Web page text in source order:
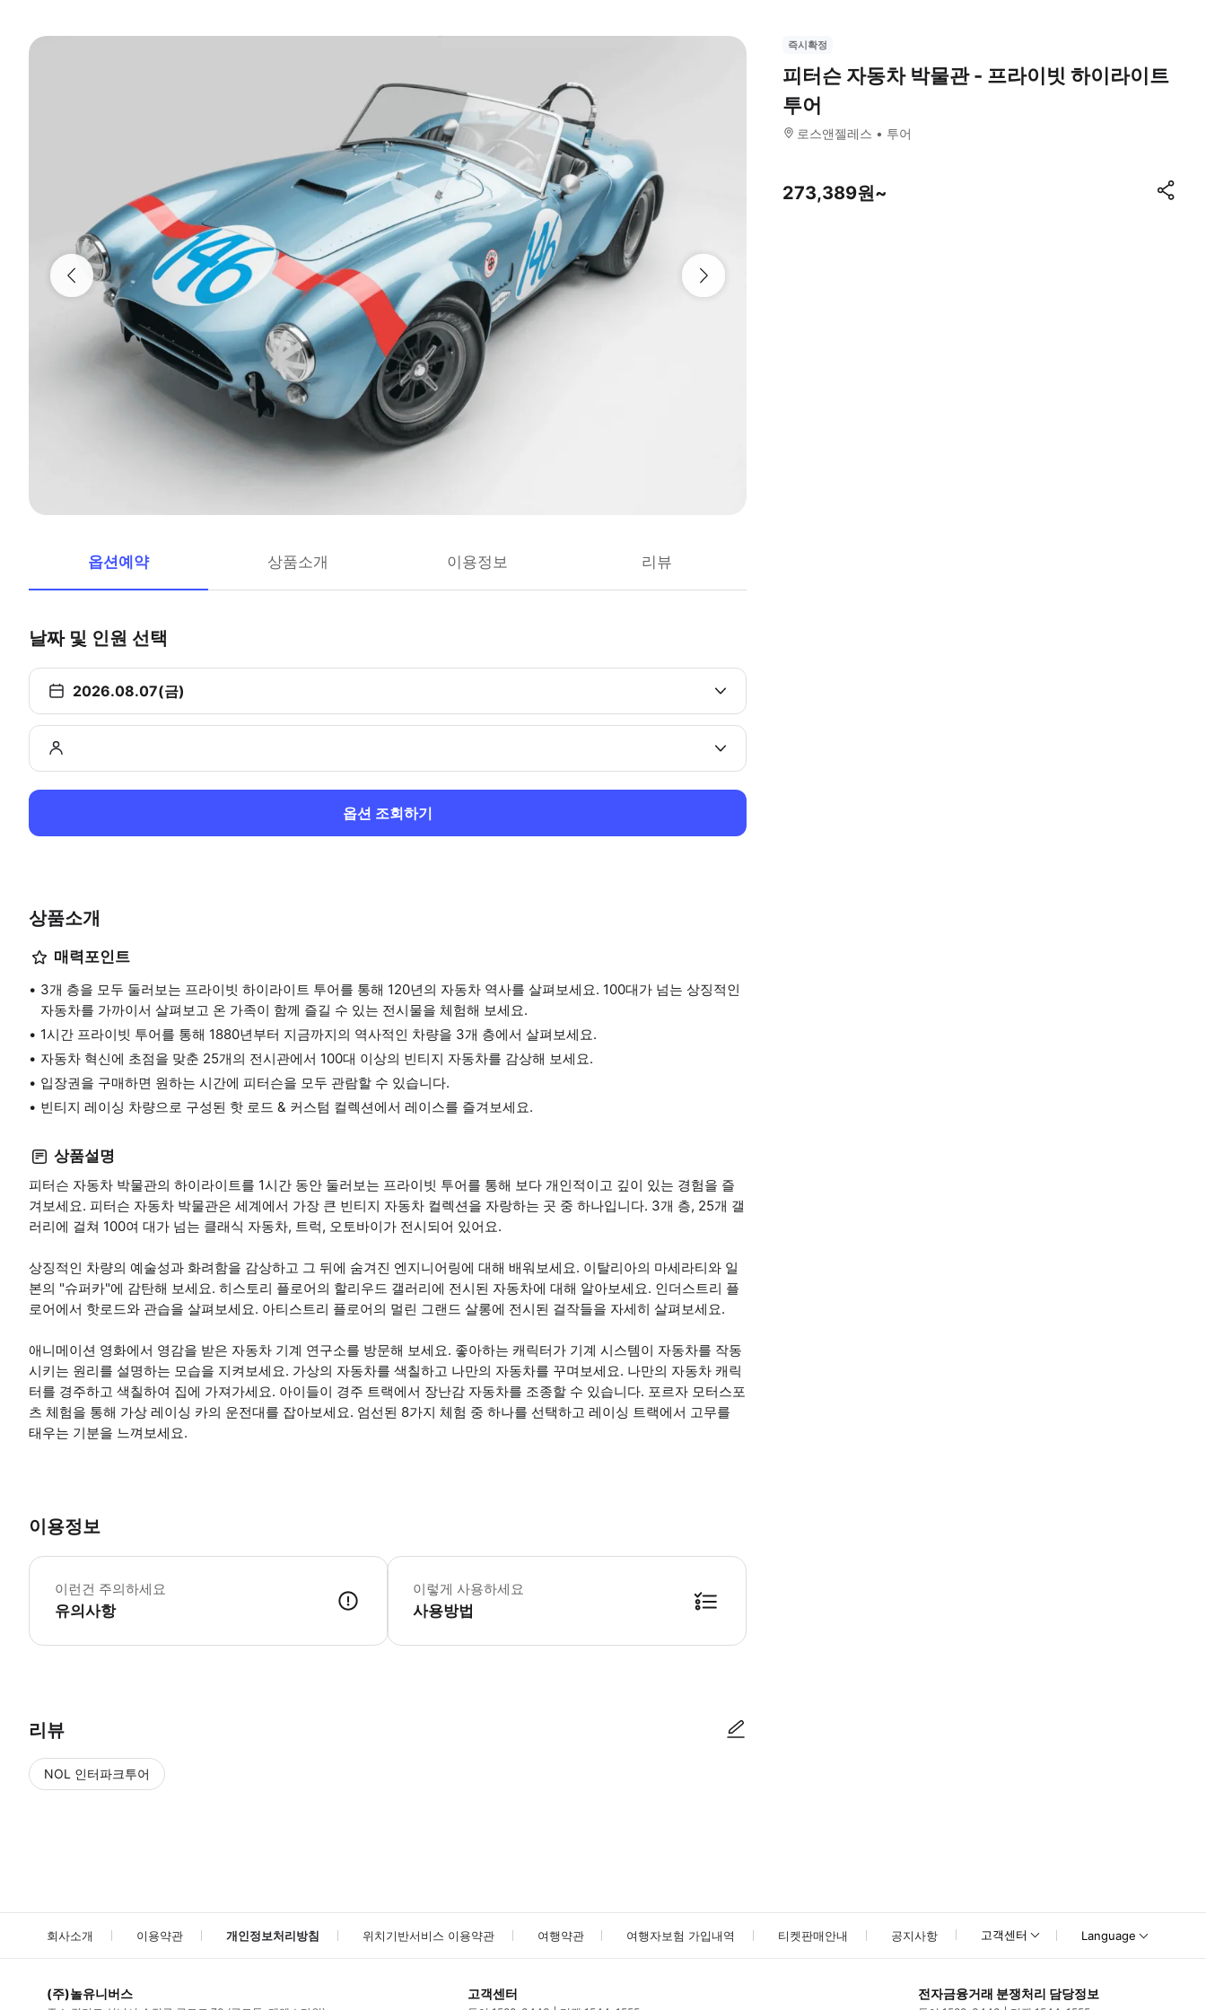
옵션예약 상품소개 이용정보 리뷰
날짜 및 인원 선택
2026.08.07(금)
옵션 조회하기
상품소개
매력포인트
3개 층을 모두 둘러보는 프라이빗 하이라이트 투어를 통해 120년의 자동차 역사를 살펴보세요. 100대가 넘는 상징적인
자동차를 가까이서 살펴보고 온 가족이 함께 즐길 수 있는 전시물을 체험해 보세요.
1시간 프라이빗 투어를 통해 1880년부터 지금까지의 역사적인 차량을 3개 층에서 살펴보세요.
자동차 혁신에 초점을 맞춘 25개의 전시관에서 100대 이상의 빈티지 자동차를 감상해 보세요.
입장권을 구매하면 원하는 시간에 피터슨을 모두 관람할 수 있습니다.
빈티지 레이싱 차량으로 구성된 핫 로드 & 커스텀 컬렉션에서 레이스를 즐겨보세요.
상품설명
피터슨 자동차 박물관의 하이라이트를 1시간 동안 둘러보는 프라이빗 투어를 통해 보다 개인적이고 깊이 있는 경험을 즐
겨보세요. 피터슨 자동차 박물관은 세계에서 가장 큰 빈티지 자동차 컬렉션을 자랑하는 곳 중 하나입니다. 3개 층, 25개 갤
러리에 걸쳐 100여 대가 넘는 클래식 자동차, 트럭, 오토바이가 전시되어 있어요.
상징적인 차량의 예술성과 화려함을 감상하고 그 뒤에 숨겨진 엔지니어링에 대해 배워보세요. 이탈리아의 마세라티와 일
본의 "슈퍼카"에 감탄해 보세요. 히스토리 플로어의 할리우드 갤러리에 전시된 자동차에 대해 알아보세요. 인더스트리 플
로어에서 핫로드와 관습을 살펴보세요. 아티스트리 플로어의 멀린 그랜드 살롱에 전시된 걸작들을 자세히 살펴보세요.
애니메이션 영화에서 영감을 받은 자동차 기계 연구소를 방문해 보세요. 좋아하는 캐릭터가 기계 시스템이 자동차를 작동
시키는 원리를 설명하는 모습을 지켜보세요. 가상의 자동차를 색칠하고 나만의 자동차를 꾸며보세요. 나만의 자동차 캐릭
터를 경주하고 색칠하여 집에 가져가세요. 아이들이 경주 트랙에서 장난감 자동차를 조종할 수 있습니다. 포르자 모터스포
츠 체험을 통해 가상 레이싱 카의 운전대를 잡아보세요. 엄선된 8가지 체험 중 하나를 선택하고 레이싱 트랙에서 고무를
태우는 기분을 느껴보세요.
이용정보
이런건 주의하세요
유의사항
* 소요시간 : 1440분 (옵션에 따라 소요 시간이 다를 수 있으니, 예약 시 확인 부탁드립니다.)
이렇게 사용하세요
사용방법
리뷰
NOL 인터파크투어
즉시확정
피터슨 자동차 박물관 - 프라이빗 하이라이트
투어
로스앤젤레스 투어
273,389원~
회사소개 이용약관 개인정보처리방침 위치기반서비스 이용약관 여행약관 여행자보험 가입내역 티켓판매안내 공지사항 고객센터 Language
(주)놀유니버스 고객센터 전자금융거래 분쟁처리 담당정보